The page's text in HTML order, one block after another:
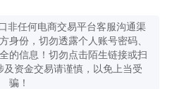
非任何电商交易平台客服沟通渠
身份，切勿透露个人账号密码、
的信息！切勿点击陌生链接或扫
资金交易请谨慎，以免上当受
骗！